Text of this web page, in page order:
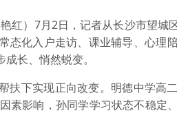
红）7月2日，记者从长沙市望城
态化入户走访、课业辅导、心理
长、悄然蜕变。
扶下实现正向改变。明德中学高
素影响，孙同学学习状态不稳定